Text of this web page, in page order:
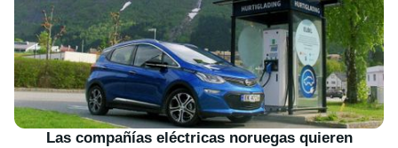
Las compañías eléctricas noruegas quieren